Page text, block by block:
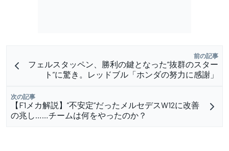
前の記事
フェルスタッペン、勝利の鍵となった”抜群のスター
ト”に驚き。レッドブル「ホンダの努力に感謝」
次の記事
【F1メカ解説】”不安定”だったメルセデスW12に改善
の兆し……チームは何をやったのか？